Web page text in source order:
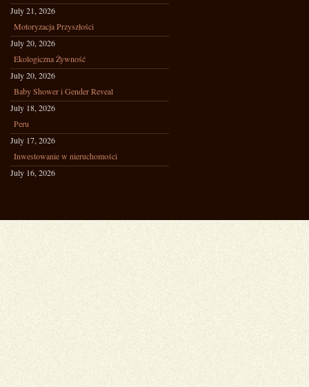
July 21, 2026
Motoryzacja Przyszłości
July 20, 2026
Ekologiczna Żywność
July 20, 2026
Baby Shower i Gender Reveal
July 18, 2026
Peru
July 17, 2026
Inwestowanie w nieruchomości
July 16, 2026